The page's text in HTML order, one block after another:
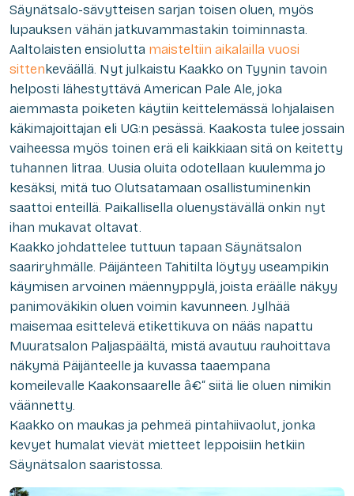
Säynätsalo-sävytteisen sarjan toisen oluen, myös
lupauksen vähän jatkuvammastakin toiminnasta.
Aaltolaisten ensiolutta maisteltiin aikalailla vuosi
sittenkeväällä. Nyt julkaistu Kaakko on Tyynin tavoin
helposti lähestyttävä American Pale Ale, joka
aiemmasta poiketen käytiin keittelemässä lohjalaisen
käkimajoittajan eli UG:n pesässä. Kaakosta tulee jossain
vaiheessa myös toinen erä eli kaikkiaan sitä on keitetty
tuhannen litraa. Uusia oluita odotellaan kuulemma jo
kesäksi, mitä tuo Olutsatamaan osallistuminenkin
saattoi enteillä. Paikallisella oluenystävällä onkin nyt
ihan mukavat oltavat.
Kaakko johdattelee tuttuun tapaan Säynätsalon
saariryhmälle. Päijänteen Tahitilta löytyy useampikin
käymisen arvoinen mäennyppylä, joista eräälle näkyy
panimoväkikin oluen voimin kavunneen. Jylhää
maisemaa esittelevä etikettikuva on nääs napattu
Muuratsalon Paljaspäältä, mistä avautuu rauhoittava
näkymä Päijänteelle ja kuvassa taaempana
komeilevalle Kaakonsaarelle â€“ siitä lie oluen nimikin
väännetty.
Kaakko on maukas ja pehmeä pintahiivaolut, jonka
kevyet humalat vievät mietteet leppoisiin hetkiin
Säynätsalon saaristossa.